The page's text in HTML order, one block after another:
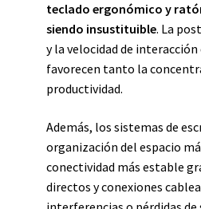
teclado ergonómico y
siendo insustituible. La
y la velocidad de interacción
favorecen tanto la
productividad.
Además, los sistemas de
organización del espacio
conectividad más estable
directos y conexiones